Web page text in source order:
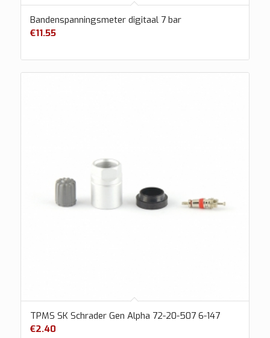
Bandenspanningsmeter digitaal 7 bar
€11.55
TPMS SK Schrader Gen Alpha 72-20-507 6-147
€2.40